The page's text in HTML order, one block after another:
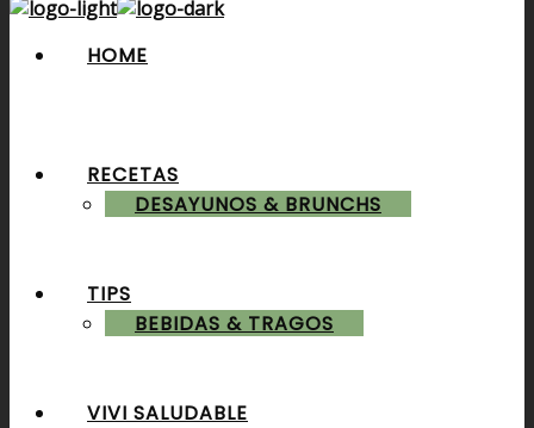
HOME
RECETAS
DESAYUNOS & BRUNCHS
BEBIDAS & TRAGOS
TIPS
VIVI SALUDABLE